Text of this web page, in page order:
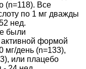
(n=118). Все
по 1 мг дважды
нед.
были
формой
мг/день (n=133),
или плацебо